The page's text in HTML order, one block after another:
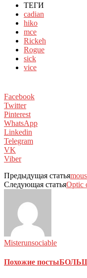
ТЕГИ
cadian
hiko
mce
Rickeh
Rogue
sick
vice
Facebook
Twitter
Pinterest
WhatsApp
Linkedin
Telegram
VK
Viber
Предыдущая статья
Следующая статьяOptic
Misterunsociable
Похожие посты